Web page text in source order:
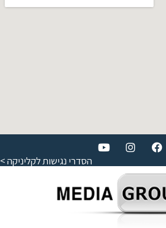
הסדרי נגישות לקליניקה >